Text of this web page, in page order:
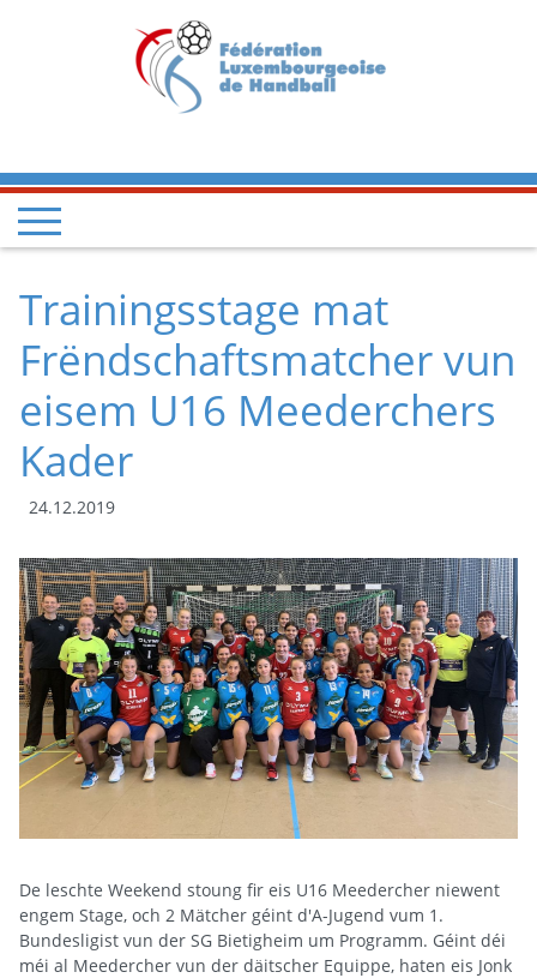
Trainingsstage mat
Frëndschaftsmatcher vun
eisem U16 Meederchers
Kader
24.12.2019
De leschte Weekend stoung fir eis U16 Meedercher niewent
engem Stage, och 2 Mätcher géint d'A-Jugend vum 1.
Bundesligist vun der SG Bietigheim um Programm. Géint déi
méi al Meedercher vun der däitscher Equippe, haten eis Jonk